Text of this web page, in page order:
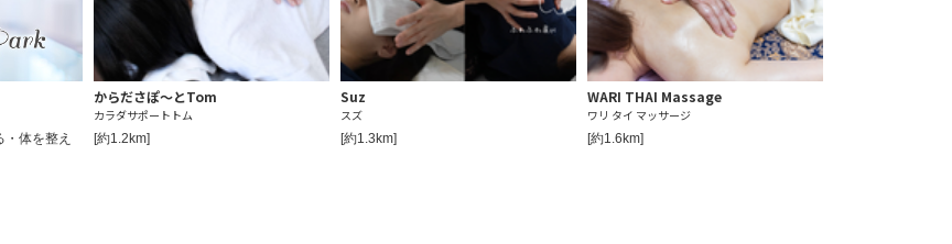
体を整え
からださぽ～とTom
カラダサポートトム
[約1.2km]
Suz
スズ
[約1.3km]
WARI THAI Massage
ワリ タイ マッサージ
[約1.6km]